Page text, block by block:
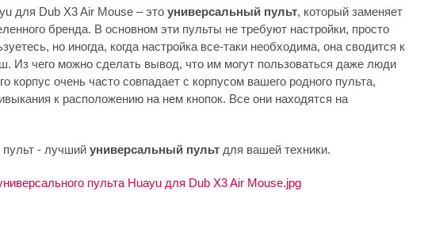
для Dub X3 Air Mouse – это универсальный пульт, который заменяет
бренда. В основном эти пульты не требуют настройки, просто
но иногда, когда настройка все-таки необходима, она сводится к
Из чего можно сделать вывод, что им могут пользоваться даже люди
корпус очень часто совпадает с корпусом вашего родного пульта,
к расположению на нем кнопок. Все они находятся на
пульт - лучший универсальный пульт для вашей техники.
пульта Huayu для Dub X3 Air Mouse.jpg